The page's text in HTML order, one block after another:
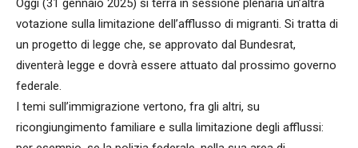
Oggi (31 gennaio 2025) si terrà in sessione plenaria un’altra
votazione sulla limitazione dell’afflusso di migranti. Si tratta di
un progetto di legge che, se approvato dal Bundesrat,
diventerà legge e dovrà essere attuato dal prossimo governo
federale.
I temi sull’immigrazione vertono, fra gli altri, su
ricongiungimento familiare e sulla limitazione degli afflussi: